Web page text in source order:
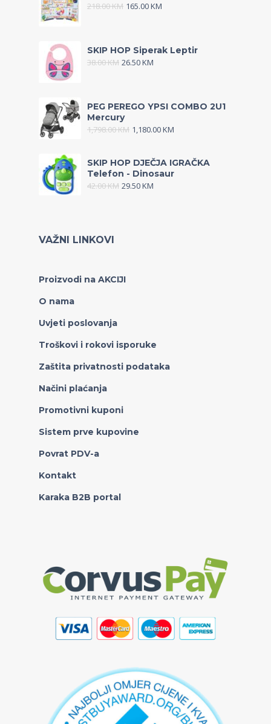
218.00KM 165.00KM
SKIP HOP Siperak Leptir
38.00KM 26.50KM
PEG PEREGO YPSI COMBO 2U1
Mercury
1,798.00KM 1,180.00KM
SKIP HOP DJEČJA IGRAČKA
Telefon - Dinosaur
42.00KM 29.50KM
VAŽNI LINKOVI
Proizvodi na AKCIJI
O nama
Uvjeti poslovanja
Troškovi i rokovi isporuke
Zaštita privatnosti podataka
Načini plaćanja
Promotivni kuponi
Sistem prve kupovine
Povrat PDV-a
Kontakt
Karaka B2B portal